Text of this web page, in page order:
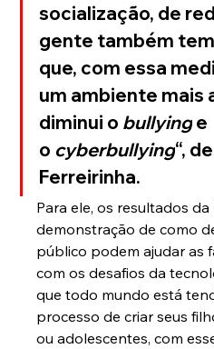
socialização, de
gente também
que, com essa
um ambiente mais
diminui o bullying e
o cyberbullying“,
Ferreirinha.
Para ele, os resultados da
demonstração de como
público podem ajudar as
com os desafios da
que todo mundo está
processo de criar seus
ou adolescentes, com